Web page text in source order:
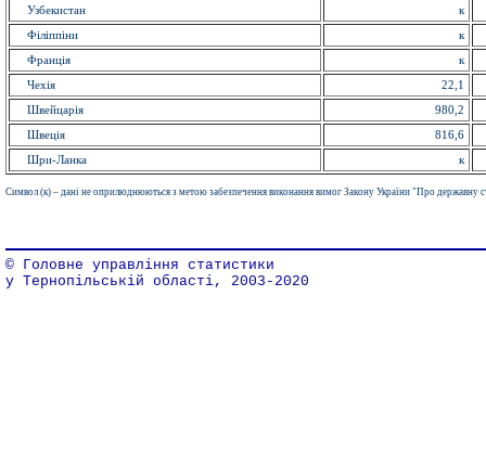
Узбекистан к
Філіппіни к
Франція к
Чехія 22,1
Швейцарія 980,2
Швеція 816,6
Шри-Ланка к
Символ (к) – дані не оприлюднюються з метою забезпечення виконання вимог Закону України "Про державну
© Головне управління статистики
у Тернопільській області, 2003-2020